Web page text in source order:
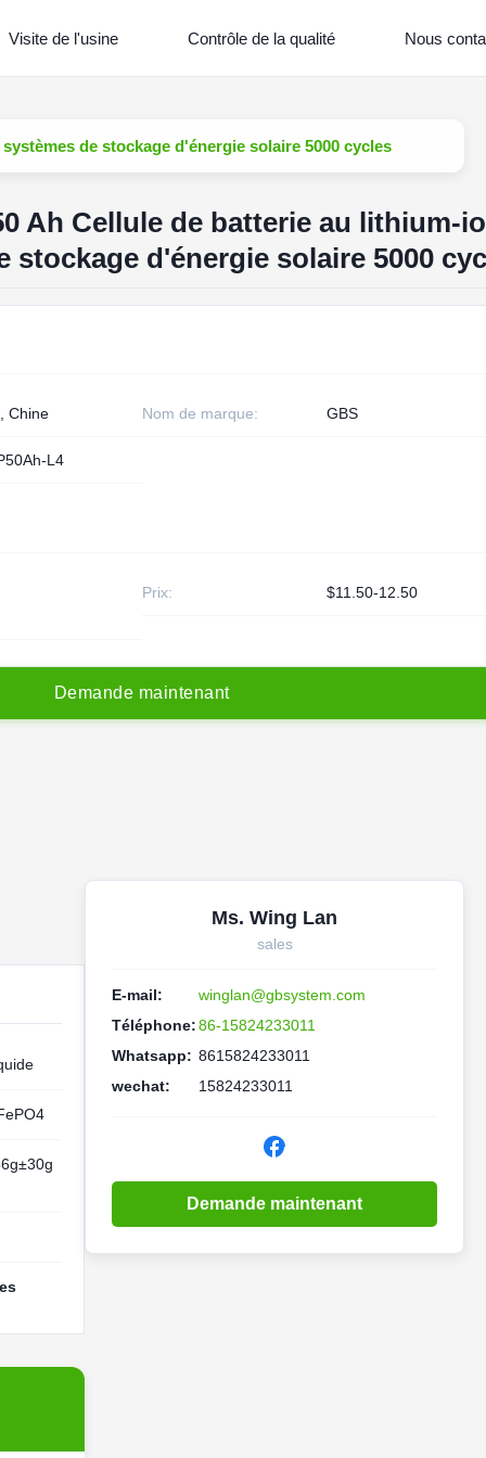
Visite de l'usine Contrôle de la qualité Nous
de stockage d'énergie solaire 5000 cycles
Ah Cellule de batterie au lithium-
stockage d'énergie solaire 5000
Chine Nom de marque: GBS
L4
Prix: $11.50-12.50
Demande maintenant
Ms. Wing Lan
sales
E-mail:
winglan@gbsystem.com
Téléphone:86-15824233011
Whatsapp: 8615824233011
wechat:
15824233011
Demande maintenant